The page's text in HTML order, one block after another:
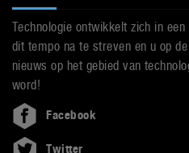
Technologie ontwikkelt zich in
dit tempo na te streven en u op
nieuws op het gebied van
word!
Facebook
Twitter